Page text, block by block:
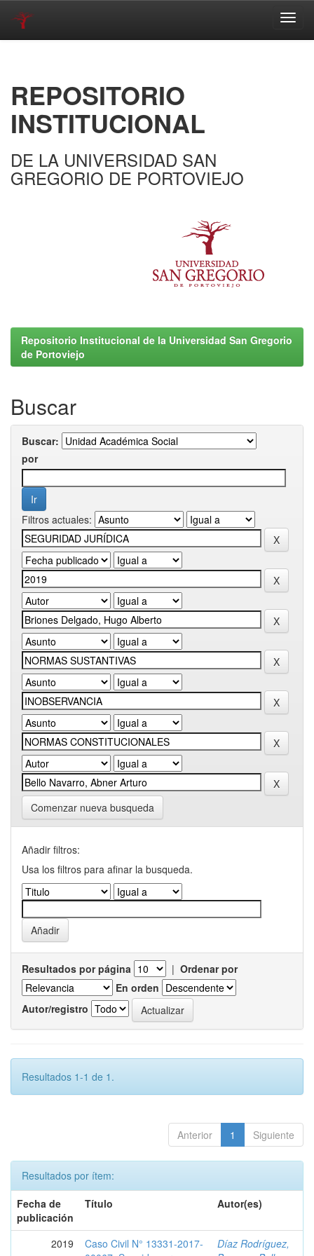
REPOSITORIO
INSTITUCIONAL
DE LA UNIVERSIDAD SAN
GREGORIO DE PORTOVIEJO
Repositorio Institucional de la Universidad San Gregorio
de Portoviejo
Buscar
Buscar:
por
Filtros actuales:
Comenzar nueva busqueda
Añadir filtros:
Usa los filtros para afinar la busqueda.
Resultados por página | Ordenar por
En orden
Autor/registro
Resultados 1-1 de 1.
Anterior 1 Siguiente
Resultados por ítem:
Fecha de
publicación
Título Autor(es)
2019
Caso Civil N° 13331-2017-
Díaz Rodríguez,